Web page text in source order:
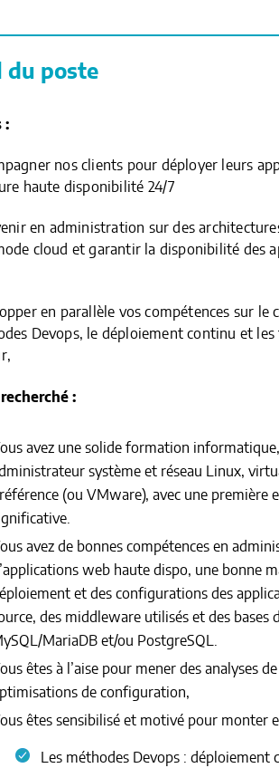
du poste
:
nos clients pour déployer leurs
haute disponibilité 24/7
en administration sur des
cloud et garantir la disponibilité des
en parallèle vos compétences sur le
Devops, le déploiement continu et
:
avez une solide formation
système et réseau Linux,
(ou VMware), avec une première
avez de bonnes compétences en
web haute dispo, une bonne
et des configurations des
des middleware utilisés et des bases
MariaDB et/ou PostgreSQL.
êtes à l’aise pour mener des analyses
de configuration,
êtes sensibilisé et motivé pour monter
Les méthodes Devops :